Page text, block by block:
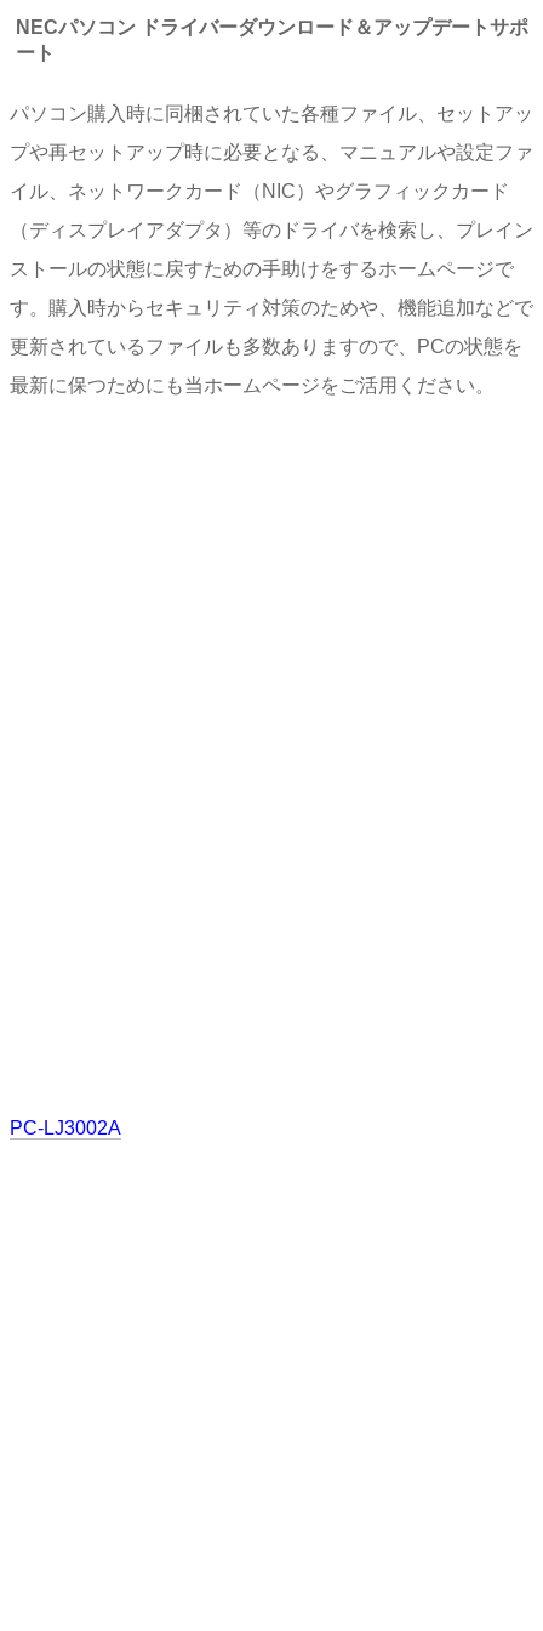
NECパソコン ドライバーダウンロード＆アップデートサポ
ート
パソコン購入時に同梱されていた各種ファイル、セットアッ
プや再セットアップ時に必要となる、マニュアルや設定ファ
イル、ネットワークカード（NIC）やグラフィックカード
（ディスプレイアダプタ）等のドライバを検索し、プレイン
ストールの状態に戻すための手助けをするホームページで
す。購入時からセキュリティ対策のためや、機能追加などで
更新されているファイルも多数ありますので、PCの状態を
最新に保つためにも当ホームページをご活用ください。
PC-LJ3002A